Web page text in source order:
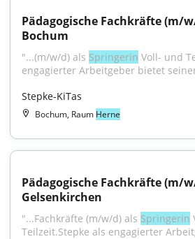
Pädagogische Fachkräfte (m/
Bochum
"...(m/w/d) als Springerin Voll- und
engagierter Arbeitgeber bietet
Stepke-KiTas
Bochum, Raum Herne
Pädagogische Fachkräfte (m/
Gelsenkirchen
"...Fachkräfte (m/w/d) als Springerin
Teilzeit.Stepke als engagierter